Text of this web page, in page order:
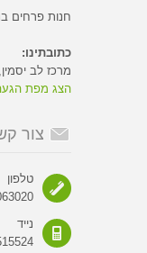
חנות פרחים
כתובתינו:
מרכז לב
הצג מפת
צור
טלפון
נייד